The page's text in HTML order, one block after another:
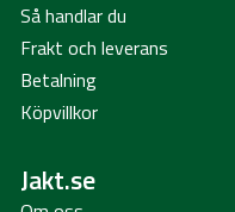
Så handlar du
Frakt och leverans
Betalning
Köpvillkor
Jakt.se